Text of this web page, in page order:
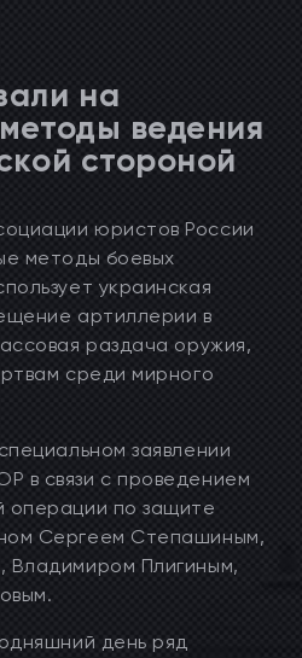
на
ведения
стороной
юристов России
методы боевых
украинская
артиллерии в
раздача оружия,
среди мирного
заявлении
в связи с проведением
операции по защите
Сергеем Степашиным,
Владимиром Плигиным,
день ряд